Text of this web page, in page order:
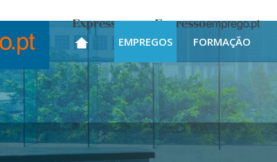
Expresso Expresso Emprego
EMPREGOS FORMAÇÃO